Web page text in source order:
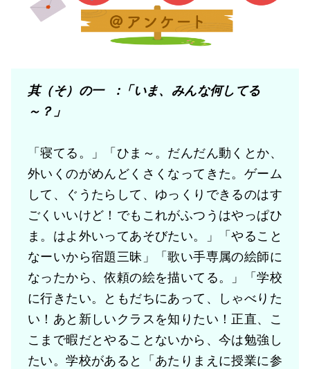
其（そ）の一 :「いま、みんな何してる
～？」
「寝てる。」「ひま～。だんだん動くとか、
外いくのがめんどくさくなってきた。ゲーム
して、ぐうたらして、ゆっくりできるのはす
ごくいいけど！でもこれがふつうはやっぱひ
ま。はよ外いってあそびたい。」「やること
なーいから宿題三昧」「歌い手専属の絵師に
なったから、依頼の絵を描いてる。」「学校
に行きたい。ともだちにあって、しゃべりた
い！あと新しいクラスを知りたい！正直、こ
こまで暇だとやることないから、今は勉強し
たい。学校があると「あたりまえに授業に参